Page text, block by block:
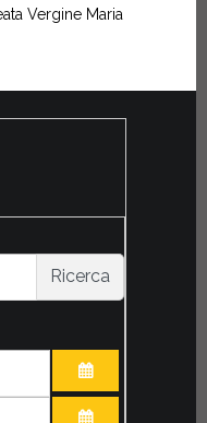
Vergine Maria
Ricerca
APRI IL